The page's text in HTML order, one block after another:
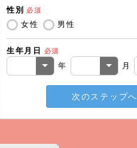
性別 必須
女性 男性
生年月日 必須
年 月
次のステップへ